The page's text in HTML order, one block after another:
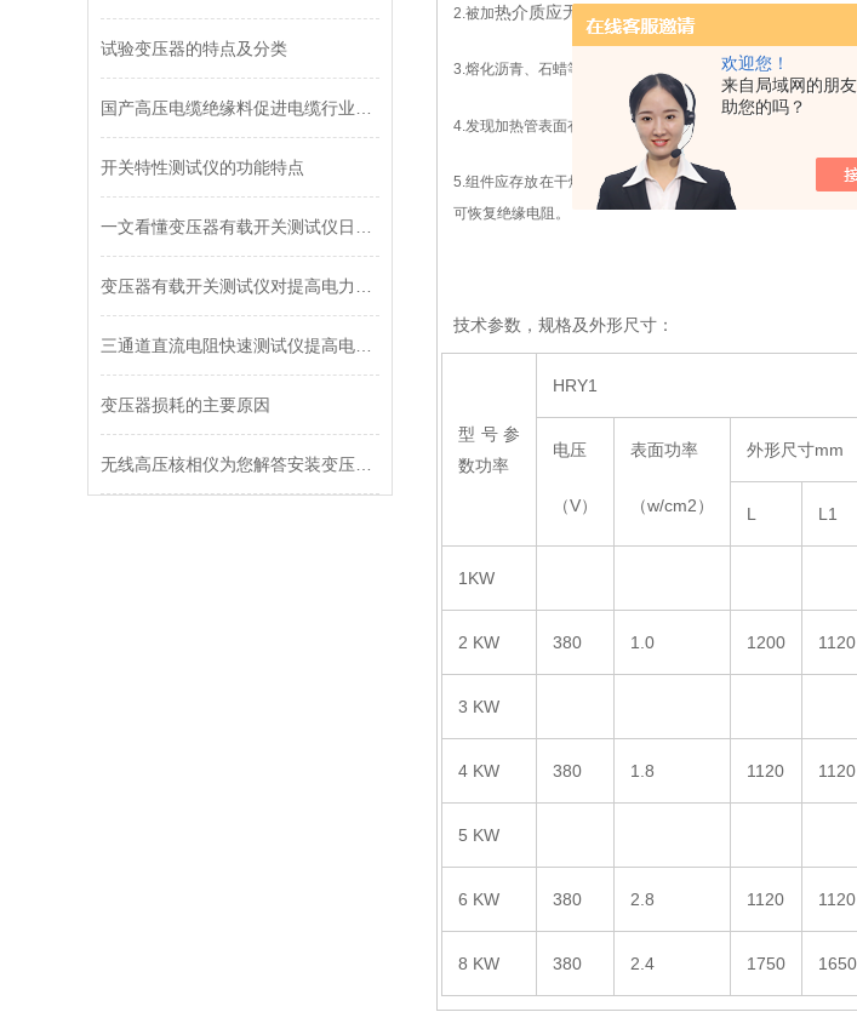
欢迎您！
来自局域网的朋
助您的吗？
试验变压器的特点及分类
开关特性测试仪的功能特点
变压器损耗的主要原因
2.被加热介质应无腐蚀性。
3.熔化沥青、石蜡等固态油类时应降低电压使用，待熔化后再
4.发现加热管表面有结碳时，必须将碳除尽后再用，以免降低
5.组件应存放在干燥处，若因长期放置后绝缘电阻降到低于
可恢复绝缘电阻。
技术参数，规格及外形尺寸：
型号参
数功率
HRY1
电压
（V）
表面功率
（w/cm2）
外形尺寸mm
L L1
1KW
2 KW 380 1.0 1200 1120
3 KW
4 KW 380 1.8 1120 1120
5 KW
6 KW 380 2.8 1120 1120
8 KW 380 2.4 1750 1650